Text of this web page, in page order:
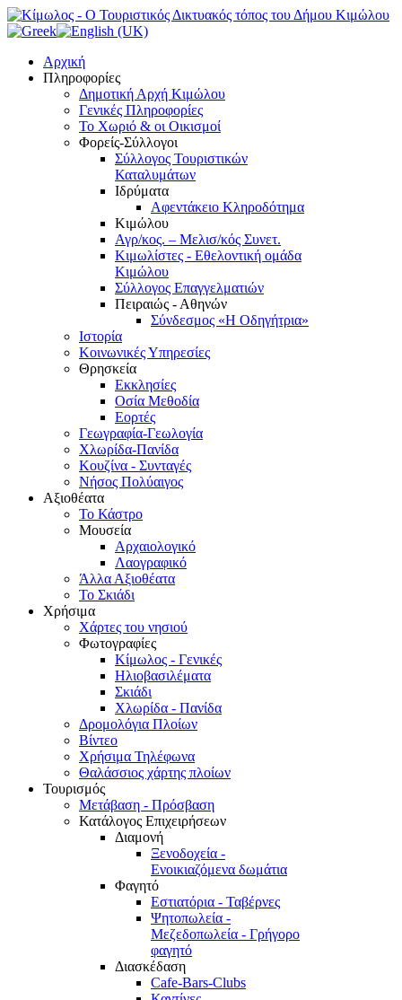
Αρχική
Πληροφορίες
Δημοτική Αρχή Κιμώλου
Γενικές Πληροφορίες
Το Xωριό & οι Οικισμοί
Φορείς-Σύλλογοι
Σύλλογος Τουριστικών
Καταλυμάτων
Ιδρύματα
Αφεντάκειο Κληροδότημα
Κιμώλου
Αγρ/κος. – Μελισ/κός Συνετ.
Κιμωλίστες - Εθελοντική ομάδα
Κιμώλου
Σύλλογος Επαγγελματιών
Πειραιώς - Αθηνών
Σύνδεσμος «Η Οδηγήτρια»
Ιστορία
Κοινωνικές Υπηρεσίες
Θρησκεία
Εκκλησίες
Οσία Μεθοδία
Εορτές
Γεωγραφία-Γεωλογία
Χλωρίδα-Πανίδα
Κουζίνα - Συνταγές
Νήσος Πολύαιγος
Αξιοθέατα
Το Κάστρο
Μουσεία
Αρχαιολογικό
Λαογραφικό
Άλλα Αξιοθέατα
Το Σκιάδι
Χρήσιμα
Χάρτες του νησιού
Φωτογραφίες
Κίμωλος - Γενικές
Ηλιοβασιλέματα
Σκιάδι
Χλωρίδα - Πανίδα
Δρομολόγια Πλοίων
Βίντεο
Χρήσιμα Τηλέφωνα
Θαλάσσιος χάρτης πλοίων
Τουρισμός
Μετάβαση - Πρόσβαση
Κατάλογος Επιχειρήσεων
Διαμονή
Ξενοδοχεία -
Ενοικιαζόμενα δωμάτια
Φαγητό
Εστιατόρια - Ταβέρνες
Ψητοπωλεία -
Μεζεδοπωλεία - Γρήγορο
φαγητό
Διασκέδαση
Cafe-Bars-Clubs